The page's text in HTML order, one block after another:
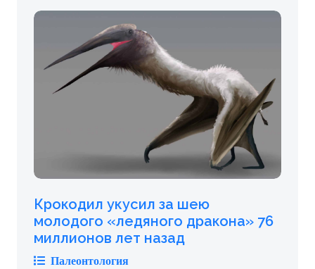
Крокодил укусил за шею
молодого «ледяного дракона» 76
миллионов лет назад
Палеонтология